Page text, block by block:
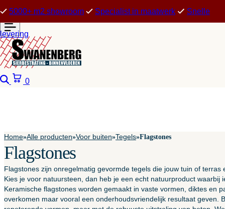
5000+ m2 showroom Specialist in maatwerk Snelle
levering
Zoeken
0
Home»Alle producten»Voor buiten»Tegels»Flagstones
Flagstones
Flagstones zijn onregelmatig gevormde tegels die jouw tuin of
Kies je voor natuursteen, dan heb je een echt natuurproduct waarbij
Keramische flagstones worden gemaakt in vaste vormen, diktes en
overkomen maar vooral een onderhoudsvriendelijk resultaat geven.